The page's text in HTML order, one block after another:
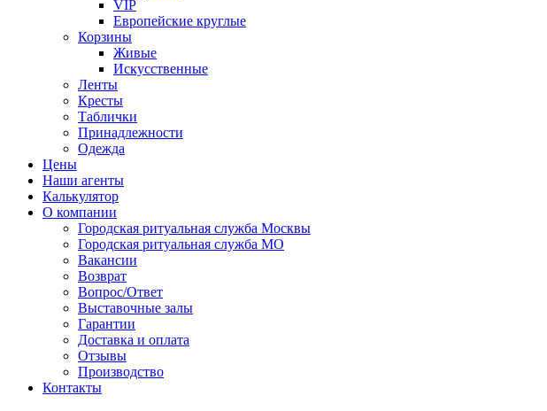
VIP
Европейские круглые
Корзины
Живые
Искусственные
Ленты
Кресты
Таблички
Принадлежности
Одежда
Цены
Наши агенты
Калькулятор
О компании
Городская ритуальная служба Москвы
Городская ритуальная служба МО
Вакансии
Возврат
Вопрос/Ответ
Выставочные залы
Гарантии
Доставка и оплата
Отзывы
Производство
Контакты